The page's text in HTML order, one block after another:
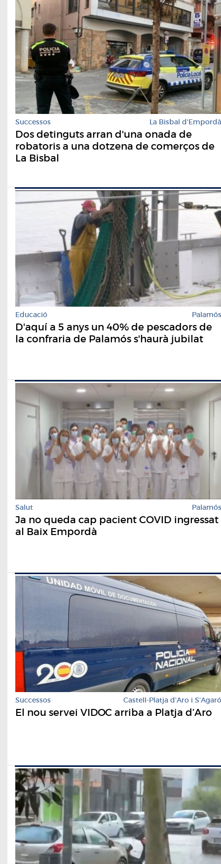
Successos La Bisbal d'Empordà
​Dos detinguts arran d'una onada de
robatoris a una dotzena de comerços de
La Bisbal
Educació Palamós
D'aquí a 5 anys un 40% de pescadors de
la confraria de Palamós s'haurà jubilat
Salut Palamós
Ja no queda cap pacient COVID ingressat
al Baix Empordà
Successos Castell-Platja d'Aro i S'Agaró
El nou servei VIDOC arriba a Platja d’Aro